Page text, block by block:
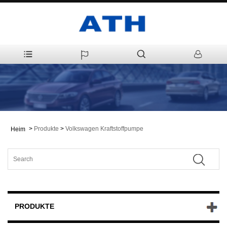
Heim > Produkte > Volkswagen Kraftstoffpumpe
PRODUKTE